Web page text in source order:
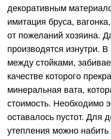
декоративным
имитация бруса,
от пожеланий хозяина.
производятся изнутри.
между стойками,
качестве которого
минеральная вата,
стоимость. Необходимо
оставалось пустот. Для
утепления можно